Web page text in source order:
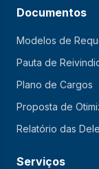
Documentos
Modelos de
Pauta de
Plano de Cargos
Proposta de
Relatório das
Serviços